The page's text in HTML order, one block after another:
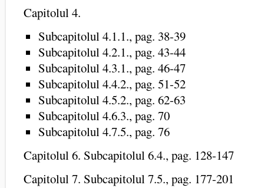
Capitolul 4.
Subcapitolul 4.1.1., pag. 38-39
Subcapitolul 4.2.1., pag. 43-44
Subcapitolul 4.3.1., pag. 46-47
Subcapitolul 4.4.2., pag. 51-52
Subcapitolul 4.5.2., pag. 62-63
Subcapitolul 4.6.3., pag. 70
Subcapitolul 4.7.5., pag. 76
Capitolul 6. Subcapitolul 6.4., pag. 128-147
Capitolul 7. Subcapitolul 7.5., pag. 177-201